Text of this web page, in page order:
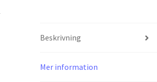
Beskrivning
Mer information